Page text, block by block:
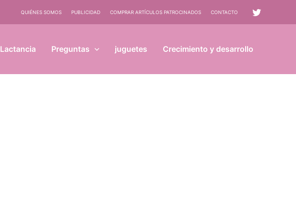
QUIÉNES SOMOS PUBLICIDAD COMPRAR ARTÍCULOS PATROCINADOS CONTACTO
Lactancia Preguntas juguetes Crecimiento y desarrollo